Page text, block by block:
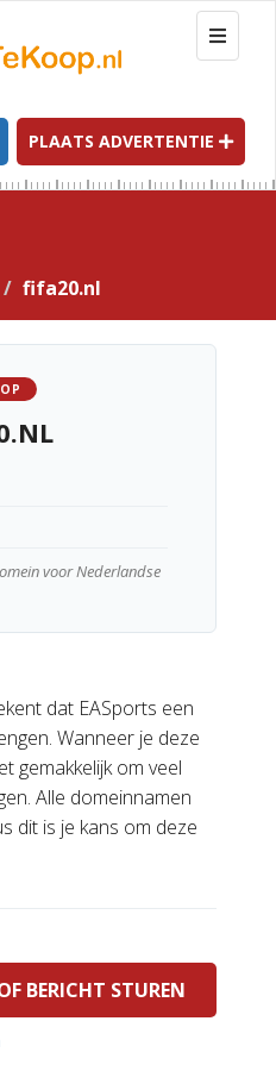
T
o
g
l
e
n
a
t
PLAATS ADVERTENTIE
fifa20.nl
voor Nederlandse
dat EASports een
Wanneer je deze
gemakkelijk om veel
Alle domeinnamen
dit is je kans om deze
BERICHT STUREN